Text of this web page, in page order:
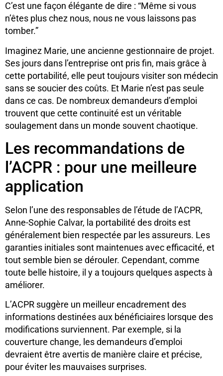
C’est une façon élégante de dire : “Même si vous
n’êtes plus chez nous, nous ne vous laissons pas
tomber.”
Imaginez Marie, une ancienne gestionnaire de projet.
Ses jours dans l’entreprise ont pris fin, mais grâce à
cette portabilité, elle peut toujours visiter son médecin
sans se soucier des coûts. Et Marie n’est pas seule
dans ce cas. De nombreux demandeurs d’emploi
trouvent que cette continuité est un véritable
soulagement dans un monde souvent chaotique.
Les recommandations de
l’ACPR : pour une meilleure
application
Selon l’une des responsables de l’étude de l’ACPR,
Anne-Sophie Calvar, la portabilité des droits est
généralement bien respectée par les assureurs. Les
garanties initiales sont maintenues avec efficacité, et
tout semble bien se dérouler. Cependant, comme
toute belle histoire, il y a toujours quelques aspects à
améliorer.
L’ACPR suggère un meilleur encadrement des
informations destinées aux bénéficiaires lorsque des
modifications surviennent. Par exemple, si la
couverture change, les demandeurs d’emploi
devraient être avertis de manière claire et précise,
pour éviter les mauvaises surprises.